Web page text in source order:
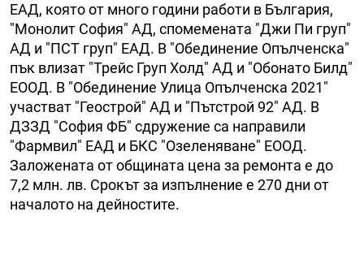
ЕАД, която от много години работи в България,
"Монолит София" АД, спомемената "Джи Пи груп"
АД и "ПСТ груп" ЕАД. В "Обединение Опълченска"
пък влизат "Трейс Груп Холд" АД и "Обонато Билд"
ЕООД. В "Обединение Улица Опълченска 2021"
участват "Геострой" АД и "Пътстрой 92" АД. В
ДЗЗД "София ФБ" сдружение са направили
"Фармвил" ЕАД и БКС "Озеленяване" ЕООД.
Заложената от общината цена за ремонта е до
7,2 млн. лв. Срокът за изпълнение е 270 дни от
началото на дейностите.